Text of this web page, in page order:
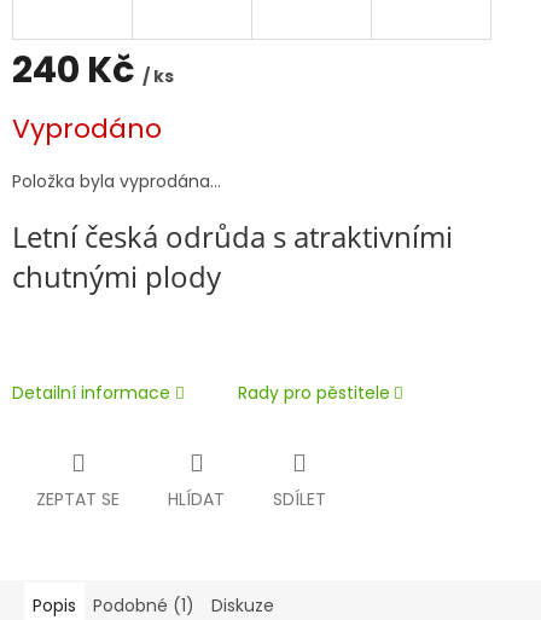
240 Kč / ks
cena:
Vyprodáno
Položka byla vyprodána…
Letní česká odrůda s atraktivními
chutnými plody
Detailní informace Rady pro pěstitele
ZEPTAT SE HLÍDAT SDÍLET
Popis Podobné (1) Diskuze